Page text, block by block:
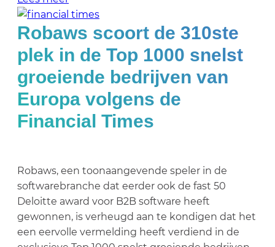
Robaws scoort de 310ste
plek in de Top 1000 snelst
groeiende bedrijven van
Europa volgens de
Financial Times
Robaws, een toonaangevende speler in de
softwarebranche dat eerder ook de fast 50
Deloitte award voor B2B software heeft
gewonnen, is verheugd aan te kondigen dat het
een eervolle vermelding heeft verdiend in de